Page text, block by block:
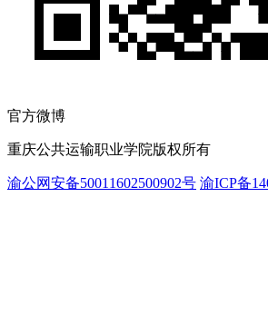
官方微博
重庆公共运输职业学院版权所有
渝公网安备50011602500902号 渝ICP备